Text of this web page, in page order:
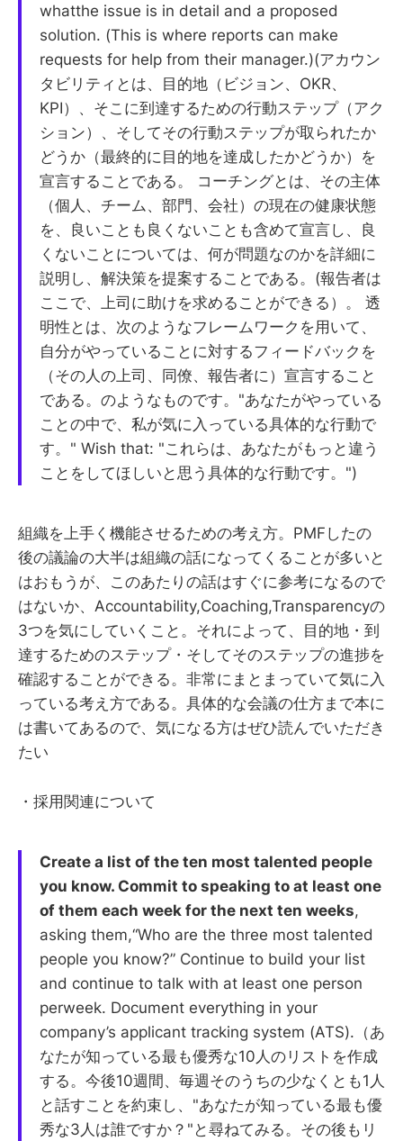
whatthe issue is in detail and a proposed
solution. (This is where reports can make
requests for help from their manager.)(アカウン
タビリティとは、目的地（ビジョン、OKR、
KPI）、そこに到達するための行動ステップ（アク
ション）、そしてその行動ステップが取られたか
どうか（最終的に目的地を達成したかどうか）を
宣言することである。 コーチングとは、その主体
（個人、チーム、部門、会社）の現在の健康状態
を、良いことも良くないことも含めて宣言し、良
くないことについては、何が問題なのかを詳細に
説明し、解決策を提案することである。(報告者は
ここで、上司に助けを求めることができる）。 透
明性とは、次のようなフレームワークを用いて、
自分がやっていることに対するフィードバックを
（その人の上司、同僚、報告者に）宣言すること
である。のようなものです。"あなたがやっている
ことの中で、私が気に入っている具体的な行動で
す。" Wish that: "これらは、あなたがもっと違う
ことをしてほしいと思う具体的な行動です。")
組織を上手く機能させるための考え方。PMFしたの
後の議論の大半は組織の話になってくることが多いと
はおもうが、このあたりの話はすぐに参考になるので
はないか、Accountability,Coaching,Transparencyの
3つを気にしていくこと。それによって、目的地・到
達するためのステップ・そしてそのステップの進捗を
確認することができる。非常にまとまっていて気に入
っている考え方である。具体的な会議の仕方まで本に
は書いてあるので、気になる方はぜひ読んでいただき
たい
・採用関連について
Create a list of the ten most talented people
you know. Commit to speaking to at least one
of them each week for the next ten weeks,
asking them,“Who are the three most talented
people you know?” Continue to build your list
and continue to talk with at least one person
perweek. Document everything in your
company’s applicant tracking system (ATS).（あ
なたが知っている最も優秀な10人のリストを作成
する。今後10週間、毎週そのうちの少なくとも1人
と話すことを約束し、"あなたが知っている最も優
秀な3人は誰ですか？"と尋ねてみる。その後もリ